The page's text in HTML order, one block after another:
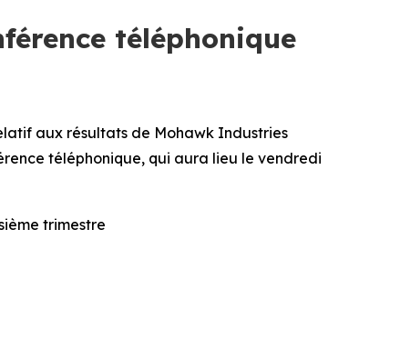
téléphonique
aux résultats de Mohawk Industries
téléphonique, qui aura lieu le vendredi
trimestre